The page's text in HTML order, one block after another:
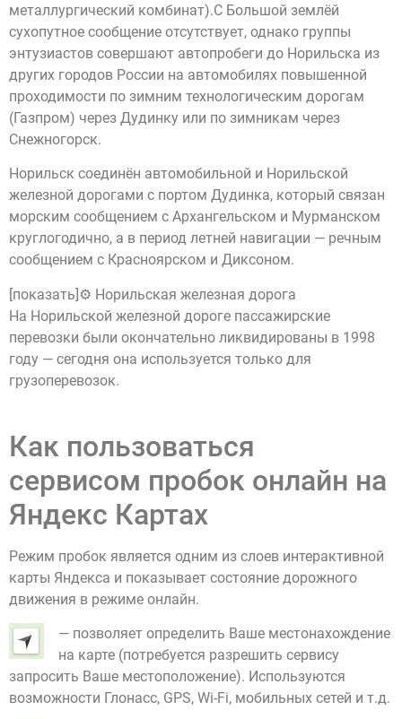
металлургический комбинат).С Большой землёй
сухопутное сообщение отсутствует, однако группы
энтузиастов совершают автопробеги до Норильска из
других городов России на автомобилях повышенной
проходимости по зимним технологическим дорогам
(Газпром) через Дудинку или по зимникам через
Снежногорск.
Норильск соединён автомобильной и Норильской
железной дорогами с портом Дудинка, который связан
морским сообщением с Архангельском и Мурманском
круглогодично, а в период летней навигации — речным
сообщением с Красноярском и Диксоном.
[показать]⚙️ Норильская железная дорога
На Норильской железной дороге пассажирские
перевозки были окончательно ликвидированы в 1998
году — сегодня она используется только для
грузоперевозок.
Как пользоваться
сервисом пробок онлайн на
Яндекс Картах
Режим пробок является одним из слоев интерактивной
карты Яндекса и показывает состояние дорожного
движения в режиме онлайн.
— позволяет определить Ваше местонахождение
на карте (потребуется разрешить сервису
запросить Ваше местоположение). Используются
возможности Глонасс, GPS, Wi-Fi, мобильных сетей и т.д.